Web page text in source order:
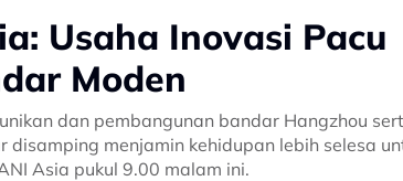
Usaha Inovasi Pacu
Moden
dan pembangunan bandar Hangzhou
menjamin kehidupan lebih selesa
Asia pukul 9.00 malam ini.